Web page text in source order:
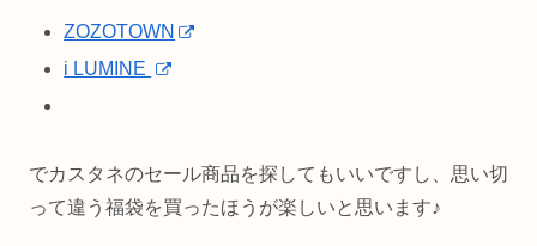
ZOZOTOWN
i LUMINE
でカスタネのセール商品を探してもいいですし、思い切
って違う福袋を買ったほうが楽しいと思います♪